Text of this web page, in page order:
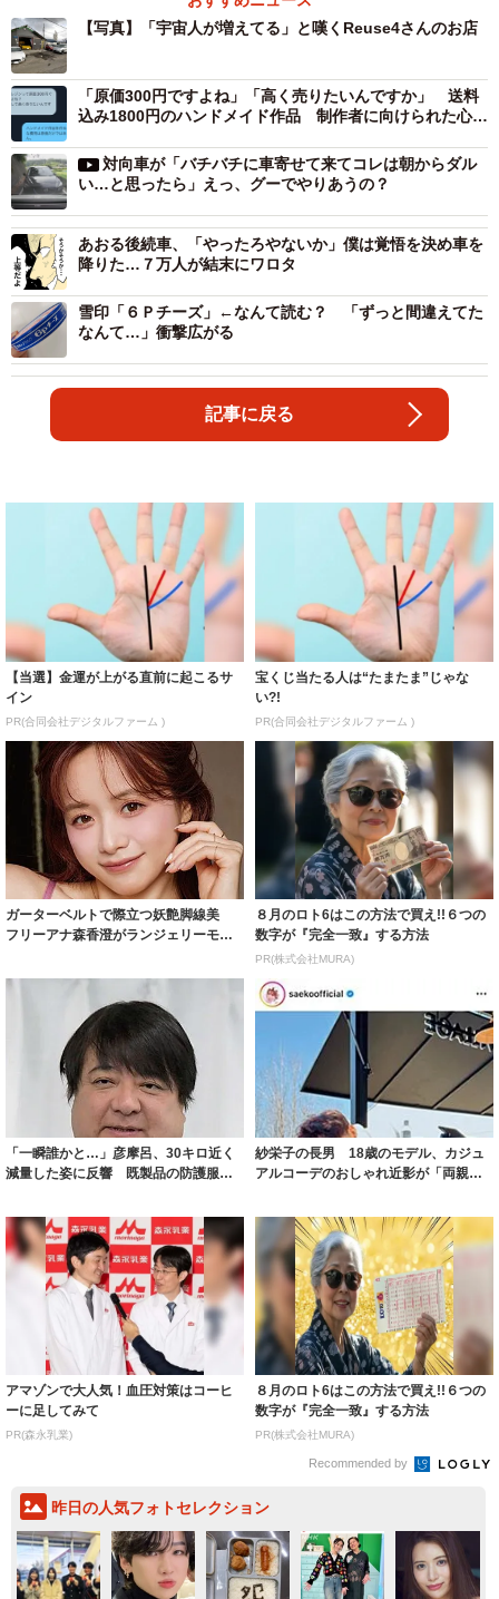
【写真】「宇宙人が増えてる」と嘆くReuse4さんのお店
「原価300円ですよね」「高く売りたいんですか」 送料
込み1800円のハンドメイド作品 制作者に向けられた心な
対向車が「バチバチに車寄せて来てコレは朝からダル
い…と思ったら」えっ、グーでやりあうの？
あおる後続車、「やったろやないか」僕は覚悟を決め車を
降りた…７万人が結末にワロタ
雪印「６Ｐチーズ」←なんて読む？ 「ずっと間違えてた
なんて…」衝撃広がる
記事に戻る
【当選】金運が上がる直前に起こるサ
イン
PR(合同会社デジタルファーム )
宝くじ当たる人は“たまたま”じゃな
い?!
PR(合同会社デジタルファーム )
ガーターベルトで際立つ妖艶脚線美
フリーアナ森香澄がランジェリーモデ
８月のロト6はこの方法で買え!!６つの
数字が『完全一致』する方法
PR(株式会社MURA)
「一瞬誰かと…」彦摩呂、30キロ近く
減量した姿に反響 既製品の防護服が
紗栄子の長男 18歳のモデル、カジュ
アルコーデのおしゃれ近影が「両親の
アマゾンで大人気！血圧対策はコーヒ
ーに足してみて
PR(森永乳業)
８月のロト6はこの方法で買え!!６つの
数字が『完全一致』する方法
PR(株式会社MURA)
Recommended by
昨日の人気フォトセレクション